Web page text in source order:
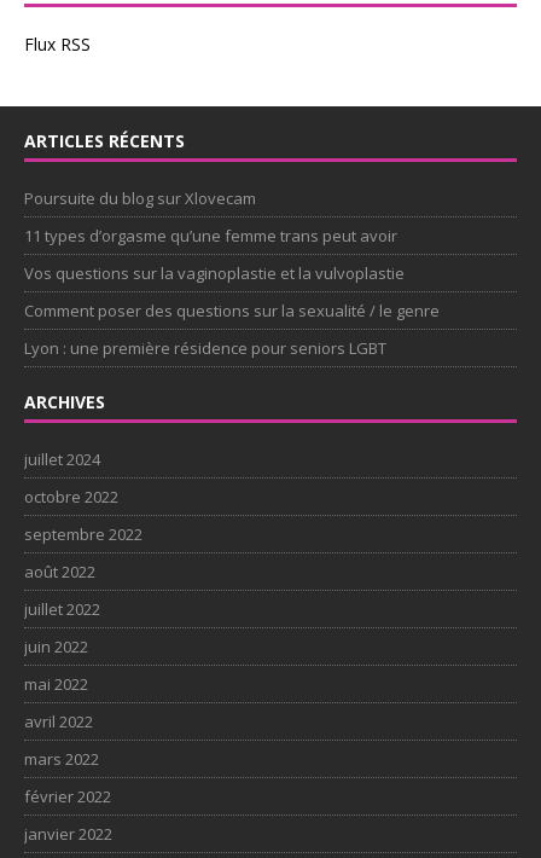
Flux RSS
ARTICLES RÉCENTS
Poursuite du blog sur Xlovecam
11 types d’orgasme qu’une femme trans peut avoir
Vos questions sur la vaginoplastie et la vulvoplastie
Comment poser des questions sur la sexualité / le genre
Lyon : une première résidence pour seniors LGBT
ARCHIVES
juillet 2024
octobre 2022
septembre 2022
août 2022
juillet 2022
juin 2022
mai 2022
avril 2022
mars 2022
février 2022
janvier 2022